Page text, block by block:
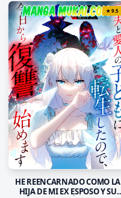
★9.5
HE REENCARNADO COMO LA
HIJA DE MI EX ESPOSO Y SU